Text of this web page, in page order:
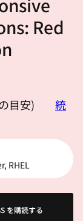
Red
目安)
統
RHEL
を購読する